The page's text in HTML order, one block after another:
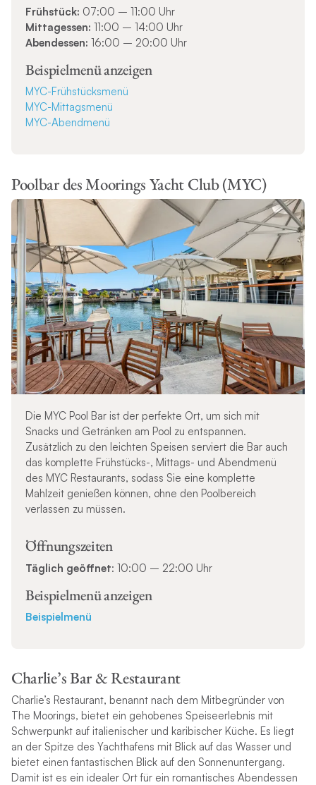
Frühstück: 07:00 – 11:00 Uhr
Mittagessen: 11:00 – 14:00 Uhr
Abendessen: 16:00 – 20:00 Uhr
Beispielmenü anzeigen
MYC-Frühstücksmenü
MYC-Mittagsmenü
MYC-Abendmenü
Poolbar des Moorings Yacht Club (MYC)
Die MYC Pool Bar ist der perfekte Ort, um sich mit
Snacks und Getränken am Pool zu entspannen.
Zusätzlich zu den leichten Speisen serviert die Bar auch
das komplette Frühstücks-, Mittags- und Abendmenü
des MYC Restaurants, sodass Sie eine komplette
Mahlzeit genießen können, ohne den Poolbereich
verlassen zu müssen.
Öffnungszeiten
Täglich geöffnet: 10:00 – 22:00 Uhr
Beispielmenü anzeigen
Beispielmenü
Charlie’s Bar & Restaurant
Charlie’s Restaurant, benannt nach dem Mitbegründer von
The Moorings, bietet ein gehobenes Speiseerlebnis mit
Schwerpunkt auf italienischer und karibischer Küche. Es liegt
an der Spitze des Yachthafens mit Blick auf das Wasser und
bietet einen fantastischen Blick auf den Sonnenuntergang.
Damit ist es ein idealer Ort für ein romantisches Abendessen